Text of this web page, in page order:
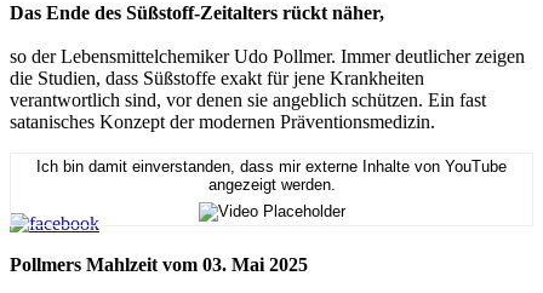
Das Ende des Süßstoff-Zeitalters rückt näher,
so der Lebensmittelchemiker Udo Pollmer. Immer deutlicher zeigen
die Studien, dass Süßstoffe exakt für jene Krankheiten
verantwortlich sind, vor denen sie angeblich schützen. Ein fast
satanisches Konzept der modernen Präventionsmedizin.
Ich bin damit einverstanden, dass mir externe Inhalte von YouTube
angezeigt werden.
Pollmers Mahlzeit vom 03. Mai 2025